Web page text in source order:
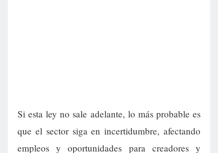
Si esta ley no sale adelante, lo más probable es
que el sector siga en incertidumbre, afectando
empleos y oportunidades para creadores y